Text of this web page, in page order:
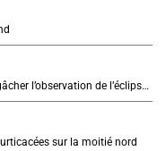
Eclipse J-4 : le brouillard côtier du soir peut-il gâcher l’observation de l’éclipse à la plage ?
sur la moitié nord